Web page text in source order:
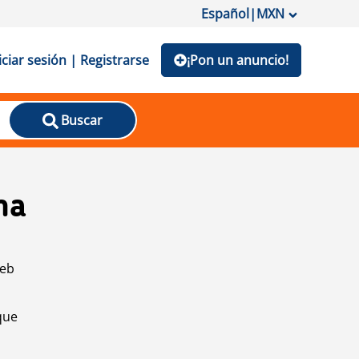
Español|MXN
sesión | Registrarse ¡Pon un anuncio!
Buscar